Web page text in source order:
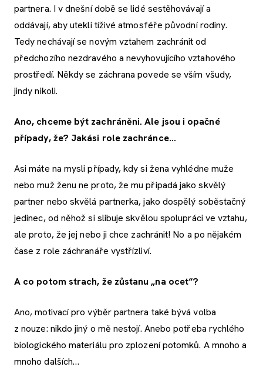
partnera. I v dnešní době se lidé sestěhovávají a
oddávají, aby utekli tíživé atmosféře původní rodiny.
Tedy nechávají se novým vztahem zachránit od
předchozího nezdravého a nevyhovujícího vztahového
prostředí. Někdy se záchrana povede se vším všudy,
jindy nikoli.
Ano, chceme být zachráněni. Ale jsou i opačné
případy, že? Jakási role zachránce...
Asi máte na mysli případy, kdy si žena vyhlédne muže
nebo muž ženu ne proto, že mu připadá jako skvělý
partner nebo skvělá partnerka, jako dospělý soběstačný
jedinec, od něhož si slibuje skvělou spolupráci ve vztahu,
ale proto, že jej nebo ji chce zachránit! No a po nějakém
čase z role záchranáře vystřízliví.
A co potom strach, že zůstanu „na ocet“?
Ano, motivací pro výběr partnera také bývá volba
z nouze: nikdo jiný o mě nestojí. Anebo potřeba rychlého
biologického materiálu pro zplození potomků. A mnoho a
mnoho dalších…